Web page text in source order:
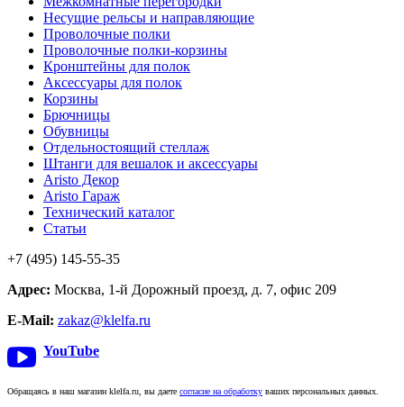
Несущие рельсы и направляющие
Проволочные полки
Проволочные полки-корзины
Кронштейны для полок
Аксессуары для полок
Корзины
Брючницы
Обувницы
Отдельностоящий стеллаж
Штанги для вешалок и аксессуары
Aristo Декор
Aristo Гараж
Технический каталог
Статьи
+7 (495) 145-55-35
Адрес: Москва, 1-й Дорожный проезд, д. 7, офис 209
E-Mail: zakaz@klelfa.ru
YouTube
Обращаясь в наш магазин klelfa.ru, вы даете согласие на обработку ваших персональных данных.